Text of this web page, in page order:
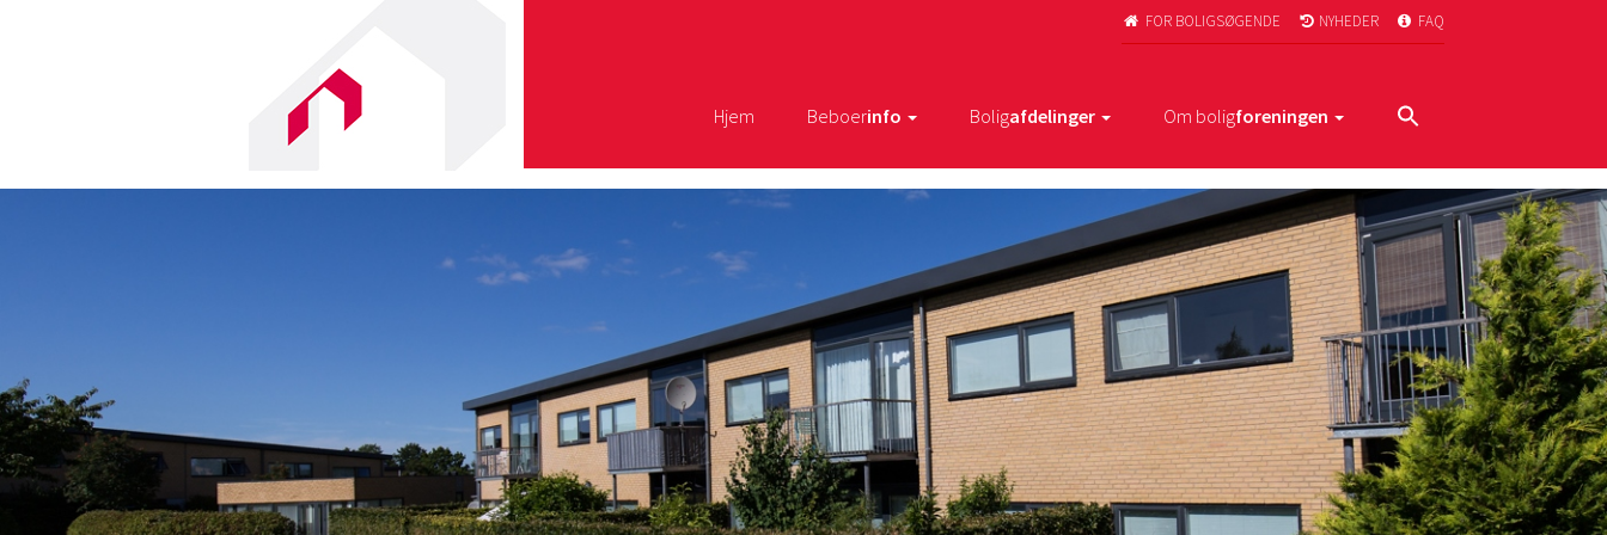
 FOR BOLIGSØGENDE  NYHEDER  FAQ
Hjem Beboerinfo Boligafdelinger Om boligforeningen